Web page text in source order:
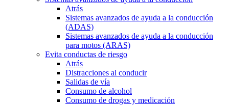
Atrás
Sistemas avanzados de ayuda a la conducción
(ADAS)
Sistemas avanzados de ayuda a la conducción
para motos (ARAS)
Evita conductas de riesgo
Atrás
Distracciones al conducir
Salidas de vía
Consumo de alcohol
Consumo de drogas y medicación